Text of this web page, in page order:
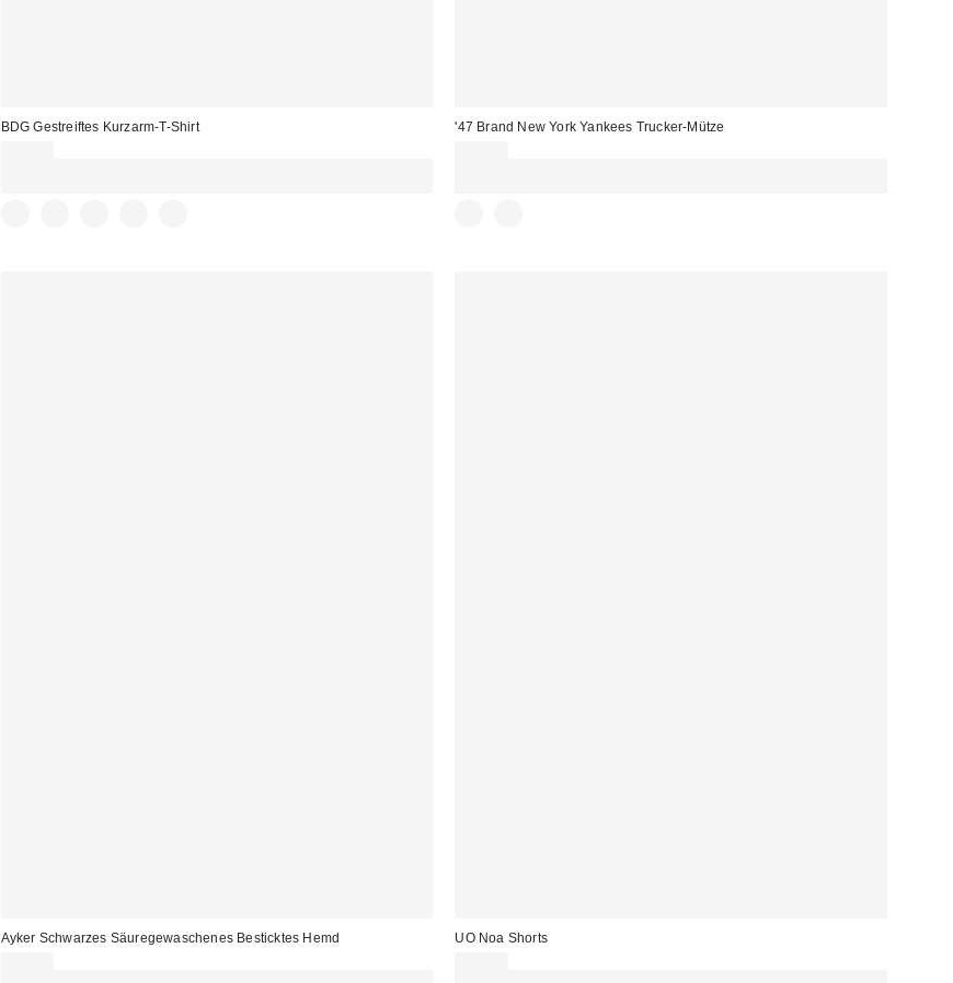
BDG Gestreiftes Kurzarm-T-Shirt
'47 Brand New York Yankees Trucker-Mütze
Ayker Schwarzes Säuregewaschenes Besticktes Hemd
UO Noa Shorts